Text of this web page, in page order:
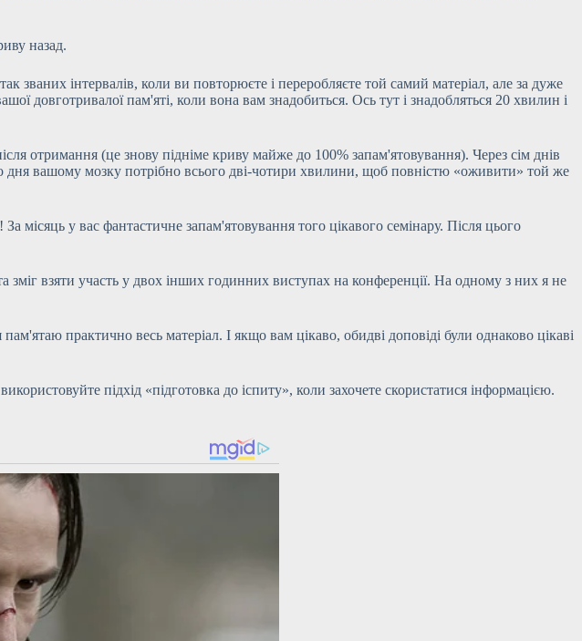
назад.
інтервалів, коли ви повторюєте і переробляєте той самий матеріал, але за дуже
довготривалої пам'яті, коли вона вам знадобиться. Ось тут і знадобляться 20 хвилин і
отримання (це знову підніме криву майже до 100% запам'ятовування). Через сім днів
дня вашому мозку потрібно всього дві-чотири хвилини, щоб повністю «оживити» той же
місяць у вас фантастичне запам'ятовування того цікавого семінару. Після цього
взяти участь у двох інших годинних виступах на конференції. На одному з них я не
практично весь матеріал. І якщо вам цікаво, обидві доповіді були однаково цікаві
підхід «підготовка до іспиту», коли захочете скористатися інформацією.